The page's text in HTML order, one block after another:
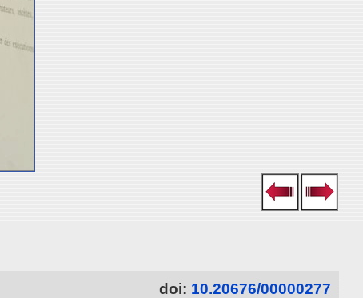
doi: 10.20676/00000277